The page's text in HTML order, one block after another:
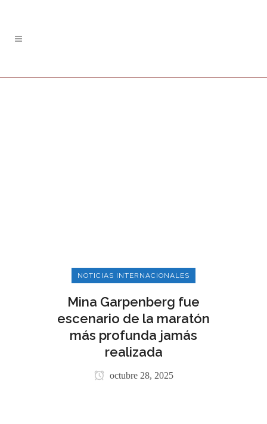
NOTICIAS INTERNACIONALES
Mina Garpenberg fue
escenario de la maratón
más profunda jamás
realizada
octubre 28, 2025